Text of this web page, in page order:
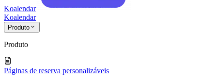
Koalendar
Koalendar
Produto
Produto
Páginas de reserva personalizáveis